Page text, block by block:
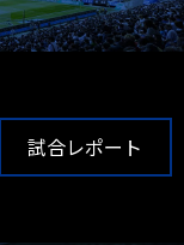
試合レポート